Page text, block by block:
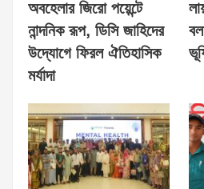
অবহেলার জিরো পয়েন্টে
নান্দনিক রূপ, ডিসি জাহিদের
উদ্যোগে ফিরল ঐতিহাসিক
মর্যাদা